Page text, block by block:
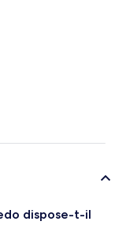
dispose-t-il